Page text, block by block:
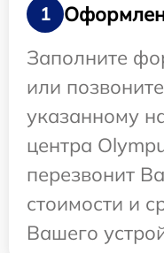
1
Заполните
или
указанному
центра
перезвонит
стоимости и
Вашего